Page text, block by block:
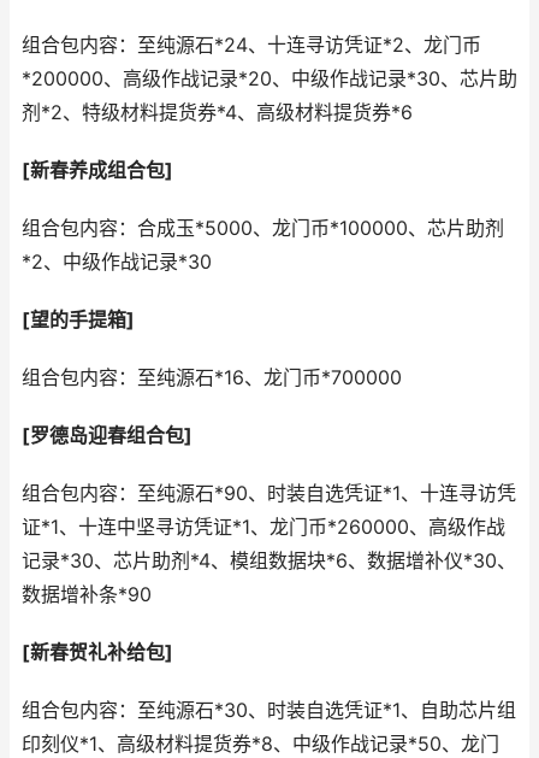
组合包内容：至纯源石*24、十连寻访凭证*2、龙门币
*200000、高级作战记录*20、中级作战记录*30、芯片助
剂*2、特级材料提货券*4、高级材料提货券*6
[新春养成组合包]
组合包内容：合成玉*5000、龙门币*100000、芯片助剂
*2、中级作战记录*30
[望的手提箱]
组合包内容：至纯源石*16、龙门币*700000
[罗德岛迎春组合包]
组合包内容：至纯源石*90、时装自选凭证*1、十连寻访凭
证*1、十连中坚寻访凭证*1、龙门币*260000、高级作战
记录*30、芯片助剂*4、模组数据块*6、数据增补仪*30、
数据增补条*90
[新春贺礼补给包]
组合包内容：至纯源石*30、时装自选凭证*1、自助芯片组
印刻仪*1、高级材料提货券*8、中级作战记录*50、龙门